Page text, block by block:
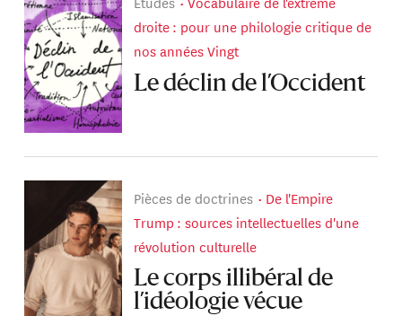
droite : pour une philologie critique de
nos années Vingt
Le déclin de l’Occident
Pièces de doctrines
De l'Empire
Trump : sources intellectuelles d'une
révolution culturelle
Le corps illibéral de
l’idéologie vécue